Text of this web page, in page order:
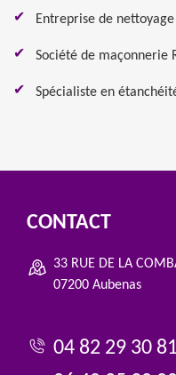
Entreprise de
Société de maçonnerie
Spécialiste en
CONTACT
33 RUE DE LA
07200 Aubenas
04 82 29 30 81